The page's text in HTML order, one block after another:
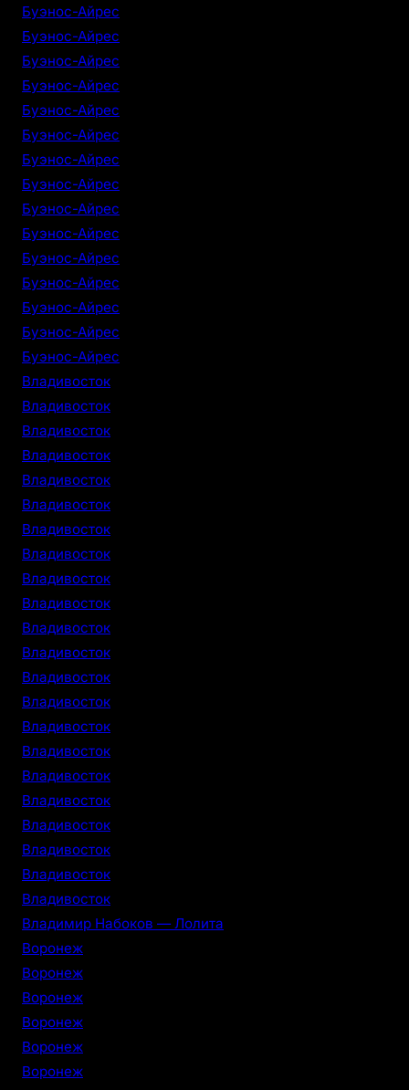
Буэнос-Айрес
Буэнос-Айрес
Буэнос-Айрес
Буэнос-Айрес
Буэнос-Айрес
Буэнос-Айрес
Буэнос-Айрес
Буэнос-Айрес
Буэнос-Айрес
Буэнос-Айрес
Буэнос-Айрес
Буэнос-Айрес
Буэнос-Айрес
Буэнос-Айрес
Буэнос-Айрес
Владивосток
Владивосток
Владивосток
Владивосток
Владивосток
Владивосток
Владивосток
Владивосток
Владивосток
Владивосток
Владивосток
Владивосток
Владивосток
Владивосток
Владивосток
Владивосток
Владивосток
Владивосток
Владивосток
Владивосток
Владивосток
Владивосток
Владимир Набоков — Лолита
Воронеж
Воронеж
Воронеж
Воронеж
Воронеж
Воронеж